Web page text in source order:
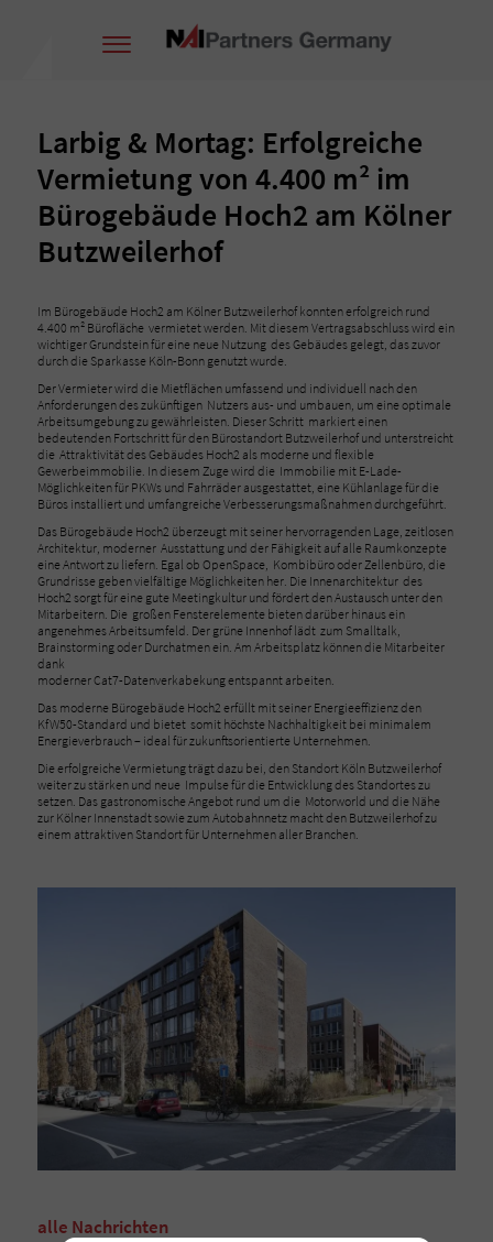
Larbig & Mortag: Erfolgreiche
Vermietung von 4.400 m² im
Bürogebäude Hoch2 am Kölner
Butzweilerhof
Im Bürogebäude Hoch2 am Kölner Butzweilerhof konnten erfolgreich rund
4.400 m² Bürofläche vermietet werden. Mit diesem Vertragsabschluss wird ein
wichtiger Grundstein für eine neue Nutzung des Gebäudes gelegt, das zuvor
durch die Sparkasse Köln-Bonn genutzt wurde.
Der Vermieter wird die Mietflächen umfassend und individuell nach den
Anforderungen des zukünftigen Nutzers aus- und umbauen, um eine optimale
Arbeitsumgebung zu gewährleisten. Dieser Schritt markiert einen
bedeutenden Fortschritt für den Bürostandort Butzweilerhof und unterstreicht
die Attraktivität des Gebäudes Hoch2 als moderne und flexible
Gewerbeimmobilie. In diesem Zuge wird die Immobilie mit E-Lade-
Möglichkeiten für PKWs und Fahrräder ausgestattet, eine Kühlanlage für die
Büros installiert und umfangreiche Verbesserungsmaßnahmen durchgeführt.
Das Bürogebäude Hoch2 überzeugt mit seiner hervorragenden Lage, zeitlosen
Architektur, moderner Ausstattung und der Fähigkeit auf alle Raumkonzepte
eine Antwort zu liefern. Egal ob OpenSpace, Kombibüro oder Zellenbüro, die
Grundrisse geben vielfältige Möglichkeiten her. Die Innenarchitektur des
Hoch2 sorgt für eine gute Meetingkultur und fördert den Austausch unter den
Mitarbeitern. Die großen Fensterelemente bieten darüber hinaus ein
angenehmes Arbeitsumfeld. Der grüne Innenhof lädt zum Smalltalk,
Brainstorming oder Durchatmen ein. Am Arbeitsplatz können die Mitarbeiter
dank
moderner Cat7-Datenverkabekung entspannt arbeiten.
Das moderne Bürogebäude Hoch2 erfüllt mit seiner Energieeffizienz den
KfW50-Standard und bietet somit höchste Nachhaltigkeit bei minimalem
Energieverbrauch – ideal für zukunftsorientierte Unternehmen.
Die erfolgreiche Vermietung trägt dazu bei, den Standort Köln Butzweilerhof
weiter zu stärken und neue Impulse für die Entwicklung des Standortes zu
setzen. Das gastronomische Angebot rund um die Motorworld und die Nähe
zur Kölner Innenstadt sowie zum Autobahnnetz macht den Butzweilerhof zu
einem attraktiven Standort für Unternehmen aller Branchen.
alle Nachrichten